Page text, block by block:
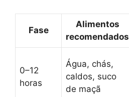
Fase
Alimentos
recomendados
0–12
horas
Água, chás,
caldos, suco
de maçã